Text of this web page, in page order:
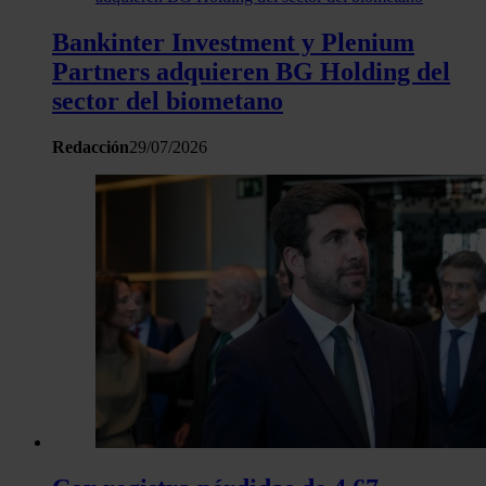
Bankinter Investment y Plenium
Partners adquieren BG Holding del
sector del biometano
Redacción29/07/2026